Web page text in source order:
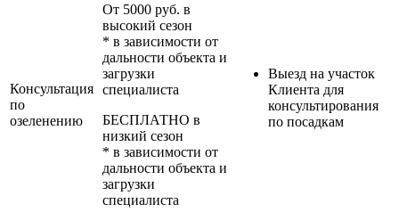
Консультация
по
озеленению
От 5000 руб. в
высокий сезон
* в зависимости от
дальности объекта и
загрузки
специалиста
БЕСПЛАТНО в
низкий сезон
* в зависимости от
дальности объекта и
загрузки
специалиста
Выезд на участок
Клиента для
консультирования
по посадкам